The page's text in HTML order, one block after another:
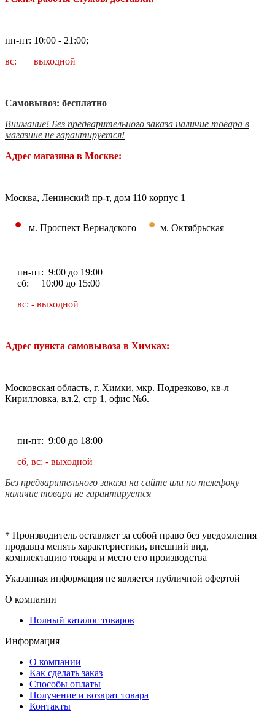
пн-пт: 10:00 - 21:00;
вс: выходной
Самовывоз: бесплатно
Внимание! Без предварительного заказа наличие товара в
магазине не гарантируется!
Адрес магазина в Москве:
Москва, Ленинский пр-т, дом 110 корпус 1
• м. Проспект Вернадского • м. Октябрьская
пн-пт: 9:00 до 19:00
сб: 10:00 до 15:00
вс: - выходной
Адрес пункта самовывоза в Химках:
Московская область, г. Химки, мкр. Подрезково, кв-л
Кирилловка, вл.2, стр 1, офис №6.
пн-пт: 9:00 до 18:00
сб, вс: - выходной
Без предварительного заказа на сайте или по телефону
наличие товара не гарантируется
* Производитель оставляет за собой право без уведомления
продавца менять характеристики, внешний вид,
комплектацию товара и место его производства
Указанная информация не является публичной офертой
О компании
Полный каталог товаров
Информация
О компании
Как сделать заказ
Способы оплаты
Получение и возврат товара
Контакты